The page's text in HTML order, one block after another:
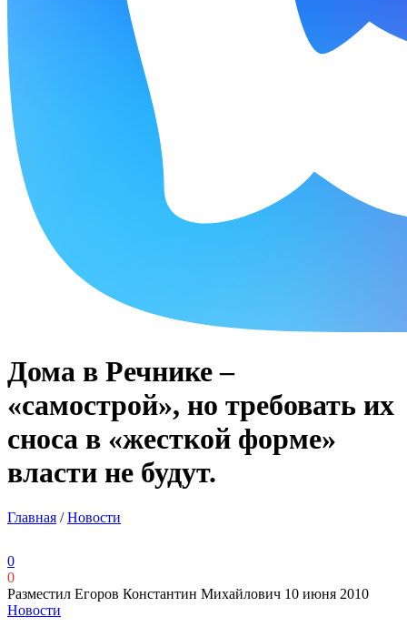
Дома в Речнике –
«самострой», но требовать их
сноса в «жесткой форме»
власти не будут.
Главная /Новости
0
0
Разместил Егоров Константин Михайлович 10 июня 2010
Новости